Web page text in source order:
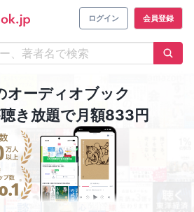
ログイン 会員登録
オーディオブック
き放題で月額833円